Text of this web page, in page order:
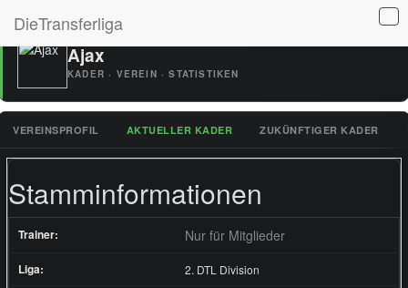
DieTransferliga
Ajax
KADER · VEREIN · STATISTIKEN
VEREINSPROFIL AKTUELLER KADER ZUKÜNFTIGER KADER
Stamminformationen
Trainer: Nur für Mitglieder
Liga: 2. DTL Division